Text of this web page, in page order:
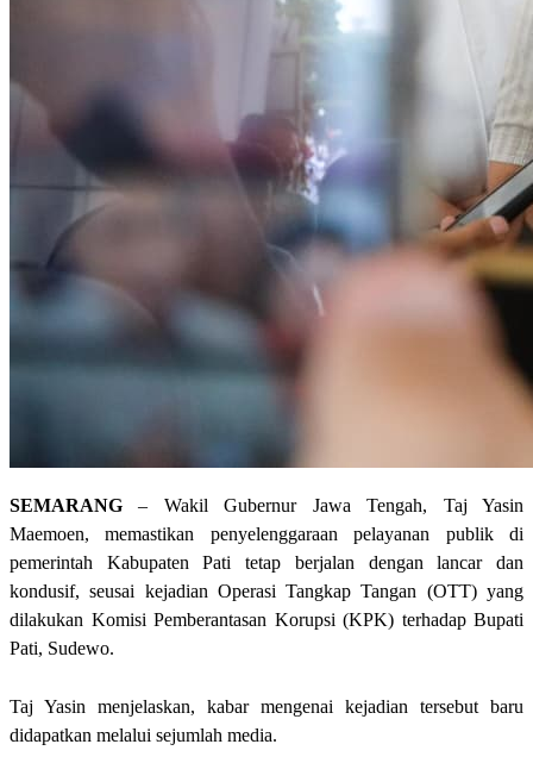
SEMARANG – Wakil Gubernur Jawa Tengah, Taj Yasin
Maemoen, memastikan penyelenggaraan pelayanan publik di
pemerintah Kabupaten Pati tetap berjalan dengan lancar dan
kondusif, seusai kejadian Operasi Tangkap Tangan (OTT) yang
dilakukan Komisi Pemberantasan Korupsi (KPK) terhadap Bupati
Pati, Sudewo.
Taj Yasin menjelaskan, kabar mengenai kejadian tersebut baru
didapatkan melalui sejumlah media.